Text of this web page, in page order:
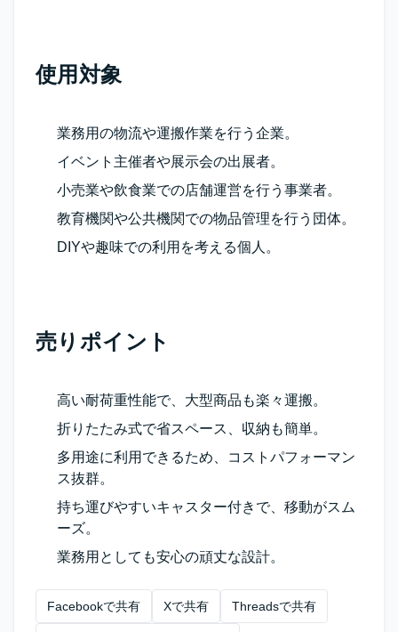
使用対象
業務用の物流や運搬作業を行う企業。
イベント主催者や展示会の出展者。
小売業や飲食業での店舗運営を行う事業者。
教育機関や公共機関での物品管理を行う団体。
DIYや趣味での利用を考える個人。
売りポイント
高い耐荷重性能で、大型商品も楽々運搬。
折りたたみ式で省スペース、収納も簡単。
多用途に利用できるため、コストパフォーマン
ス抜群。
持ち運びやすいキャスター付きで、移動がスム
ーズ。
業務用としても安心の頑丈な設計。
Facebookで共有 Xで共有 Threadsで共有